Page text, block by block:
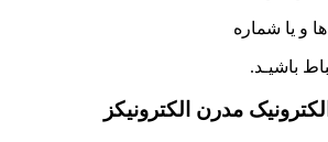
و یا شماره
باشیـد.
مدرن الکترونیکز